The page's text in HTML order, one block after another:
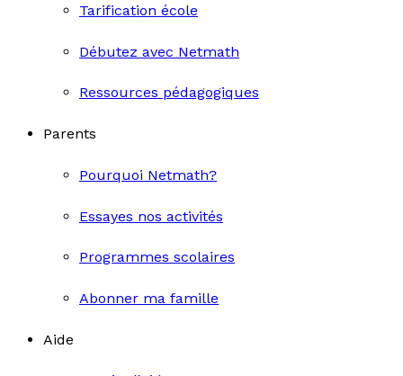
Tarification école
Débutez avec Netmath
Ressources pédagogiques
Parents
Pourquoi Netmath?
Essayes nos activités
Programmes scolaires
Abonner ma famille
Aide